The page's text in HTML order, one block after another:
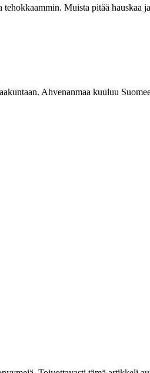
Muista pitää hauskaa
Ahvenanmaa kuuluu